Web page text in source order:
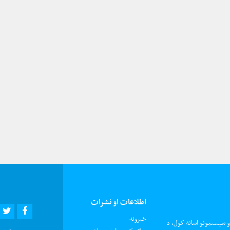
سیستمونو اسانه کول، د
اطلاعات او نشرات
خبرونه